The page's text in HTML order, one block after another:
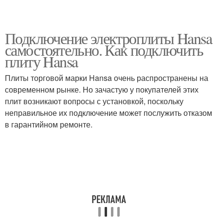
Подключение электроплиты Hansa
самостоятельно. Как подключить
плиту Hansa
Плиты торговой марки Hansa очень распространены на
современном рынке. Но зачастую у покупателей этих
плит возникают вопросы с установкой, поскольку
неправильное их подключение может послужить отказом
в гарантийном ремонте.